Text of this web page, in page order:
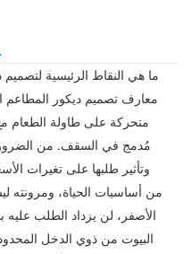
ما هي النقاط الرئيسية
معارف تصميم ديكور المطاعم
متحركة على طاولة الطعام
مُدمج في السقف. من الضروري
وتأثير طلبها على تغيرات
من أساسيات الحياة، ومرونته
الأصفر، لن يزداد الطلب عليه
البيوت من ذوي الدخل